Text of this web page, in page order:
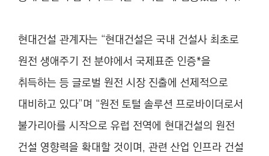
현대건설 관계자는 “현대건설은 국내 건설사 최초로
원전 생애주기 전 분야에서 국제표준 인증*을
취득하는 등 글로벌 원전 시장 진출에 선제적으로
대비하고 있다”며 “원전 토털 솔루션 프로바이더로서
불가리아를 시작으로 유럽 전역에 현대건설의 원전
건설 영향력을 확대할 것이며, 관련 산업 인프라 건설